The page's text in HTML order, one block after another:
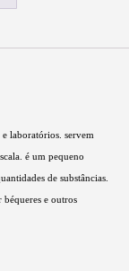
laboratórios. servem
é um pequeno
de substâncias.
béqueres e outros